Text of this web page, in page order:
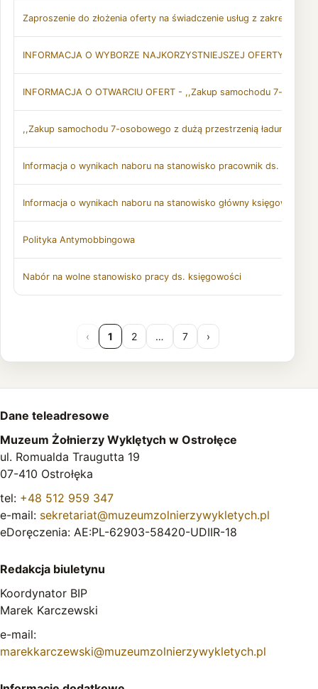
Zaproszenie do złożenia oferty na świadczenie usług z zakresu
INFORMACJA O WYBORZE NAJKORZYSTNIEJSZEJ OFERTY:
INFORMACJA O OTWARCIU OFERT - ,,Zakup samochodu 7-
,,Zakup samochodu 7-osobowego z dużą przestrzenią
Informacja o wynikach naboru na stanowisko pracownik ds.
Informacja o wynikach naboru na stanowisko główny księgowy/
Polityka Antymobbingowa
Nabór na wolne stanowisko pracy ds. księgowości
‹ 1 2 … 7 ›
Dane teleadresowe
Muzeum Żołnierzy Wyklętych w Ostrołęce
ul. Romualda Traugutta 19
07-410 Ostrołęka
tel: +48 512 959 347
e-mail: sekretariat@muzeumzolnierzywykletych.pl
eDoręczenia: AE:PL-62903-58420-UDIIR-18
Redakcja biuletynu
Koordynator BIP
Marek Karczewski
e-mail:
marekkarczewski@muzeumzolnierzywykletych.pl